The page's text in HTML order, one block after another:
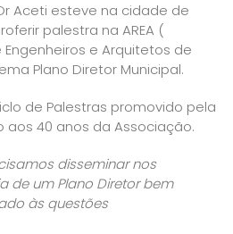
Aceti esteve na cidade de
palestra na AREA (
e Arquitetos de
Plano Diretor Municipal.
de Palestras promovido pela
aos 40 anos da Associação.
disseminar nos
de um Plano Diretor bem
às questões